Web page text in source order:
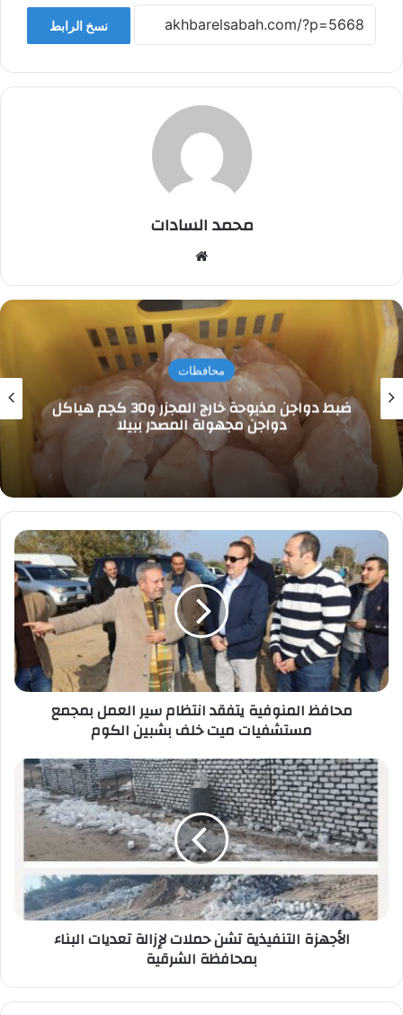
نسخ الرابط
محمد السادات
محافظات
ضبط دواجن مذبوحة خارج المجزر و30 كجم هياكل
دواجن مجهولة المصدر ببيلا
محافظ
المنوفية
يتفقد
انتظام
سير
العمل
بمجمع
مستشفيات
ميت
محافظ المنوفية يتفقد انتظام سير العمل بمجمع
مستشفيات ميت خلف بشبين الكوم
الأجهزة
التنفيذية
تشن
حملات
لإزالة
تعديات
البناء
بمحافظة
الشرقية
الأجهزة التنفيذية تشن حملات لإزالة تعديات البناء
بمحافظة الشرقية